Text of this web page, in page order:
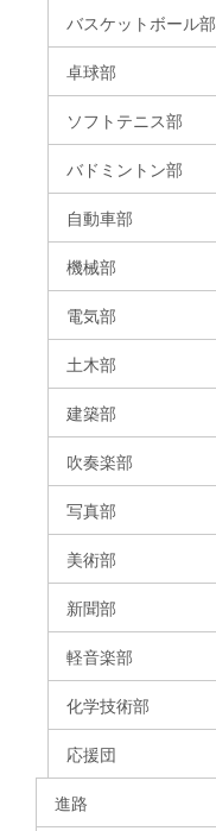
バスケットボール部
卓球部
ソフトテニス部
バドミントン部
自動車部
機械部
電気部
土木部
建築部
吹奏楽部
写真部
美術部
新聞部
軽音楽部
化学技術部
応援団
進路